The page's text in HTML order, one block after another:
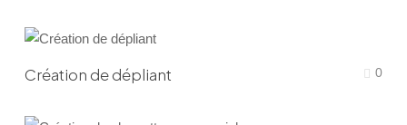
Création de dépliant 0